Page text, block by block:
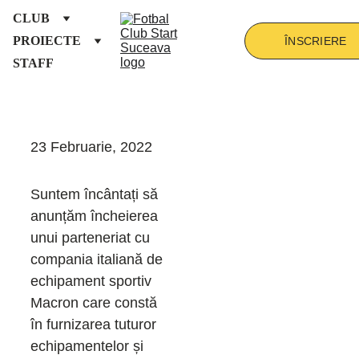
CLUB
PROIECTE
STAFF
ÎNSCRIERE
23 Februarie, 2022
Suntem încântați să
anunțăm încheierea
unui parteneriat cu
compania italiană de
echipament sportiv
Macron care constă
în furnizarea tuturor
echipamentelor și